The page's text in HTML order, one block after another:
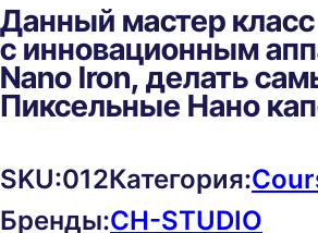
Данный мастер класс
с инновационным
Nano Iron, делать
Пиксельные Нано
SKU:012Категория:
Бренды:CH-STUDIO